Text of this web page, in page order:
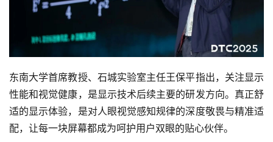
东南大学首席教授、石城实验室主任王保平指出，关注显示
性能和视觉健康，是显示技术后续主要的研发方向。真正舒
适的显示体验，是对人眼视觉感知规律的深度敬畏与精准适
配，让每一块屏幕都成为呵护用户双眼的贴心伙伴。